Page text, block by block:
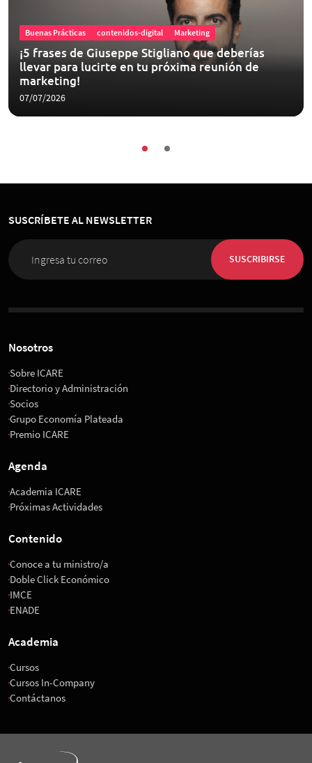
Buenas Prácticas contenidos-digital Marketing
¡5 frases de Giuseppe Stigliano que deberías
llevar para lucirte en tu próxima reunión de
marketing!
07/07/2026
SUSCRÍBETE AL NEWSLETTER
SUSCRIBIRSE
Nosotros
Sobre ICARE
Directorio y Administración
Socios
Grupo Economía Plateada
Premio ICARE
Agenda
Academia ICARE
Próximas Actividades
Contenido
Conoce a tu ministro/a
Doble Click Económico
IMCE
ENADE
Academia
Cursos
Cursos In-Company
Contáctanos